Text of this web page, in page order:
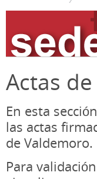
Actas
En esta
las actas
de Valdemoro.
Para